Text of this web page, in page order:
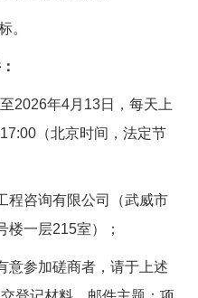
。
2026年4月13日，每天上
（北京时间，法定节
程咨询有限公司（武威市
楼一层215室）；
意参加磋商者，请于上述